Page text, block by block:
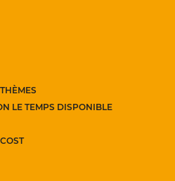
LE TEMPS DISPONIBLE